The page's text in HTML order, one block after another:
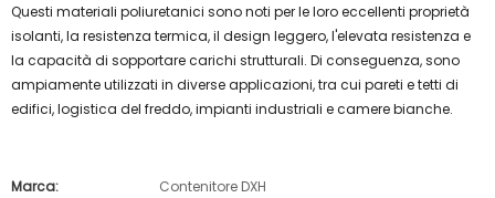
Questi materiali poliuretanici sono noti per le loro eccellenti proprietà
isolanti, la resistenza termica, il design leggero, l'elevata resistenza e
la capacità di sopportare carichi strutturali. Di conseguenza, sono
ampiamente utilizzati in diverse applicazioni, tra cui pareti e tetti di
edifici, logistica del freddo, impianti industriali e camere bianche.
Marca:
Contenitore DXH